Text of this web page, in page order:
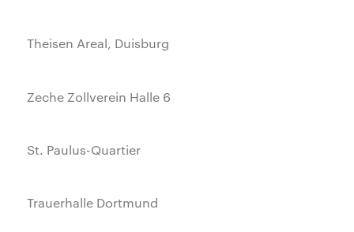
Theisen Areal, Duisburg
Zeche Zollverein Halle 6
St. Paulus-Quartier
Trauerhalle Dortmund